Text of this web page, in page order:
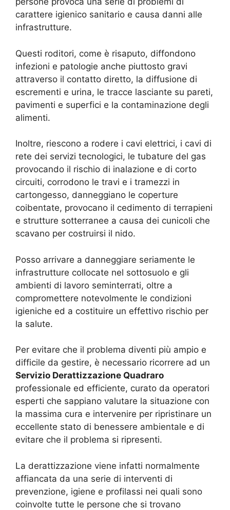
carattere igienico sanitario e causa danni alle
infrastrutture.
Questi roditori, come è risaputo, diffondono
infezioni e patologie anche piuttosto gravi
attraverso il contatto diretto, la diffusione di
escrementi e urina, le tracce lasciante su pareti,
pavimenti e superfici e la contaminazione degli
alimenti.
Inoltre, riescono a rodere i cavi elettrici, i cavi di
rete dei servizi tecnologici, le tubature del gas
provocando il rischio di inalazione e di corto
circuiti, corrodono le travi e i tramezzi in
cartongesso, danneggiano le coperture
coibentate, provocano il cedimento di terrapieni
e strutture sotterranee a causa dei cunicoli che
scavano per costruirsi il nido.
Posso arrivare a danneggiare seriamente le
infrastrutture collocate nel sottosuolo e gli
ambienti di lavoro seminterrati, oltre a
compromettere notevolmente le condizioni
igieniche ed a costituire un effettivo rischio per
la salute.
Per evitare che il problema diventi più ampio e
difficile da gestire, è necessario ricorrere ad un
Servizio Derattizzazione Quadraro
professionale ed efficiente, curato da operatori
esperti che sappiano valutare la situazione con
la massima cura e intervenire per ripristinare un
eccellente stato di benessere ambientale e di
evitare che il problema si ripresenti.
La derattizzazione viene infatti normalmente
affiancata da una serie di interventi di
prevenzione, igiene e profilassi nei quali sono
coinvolte tutte le persone che si trovano